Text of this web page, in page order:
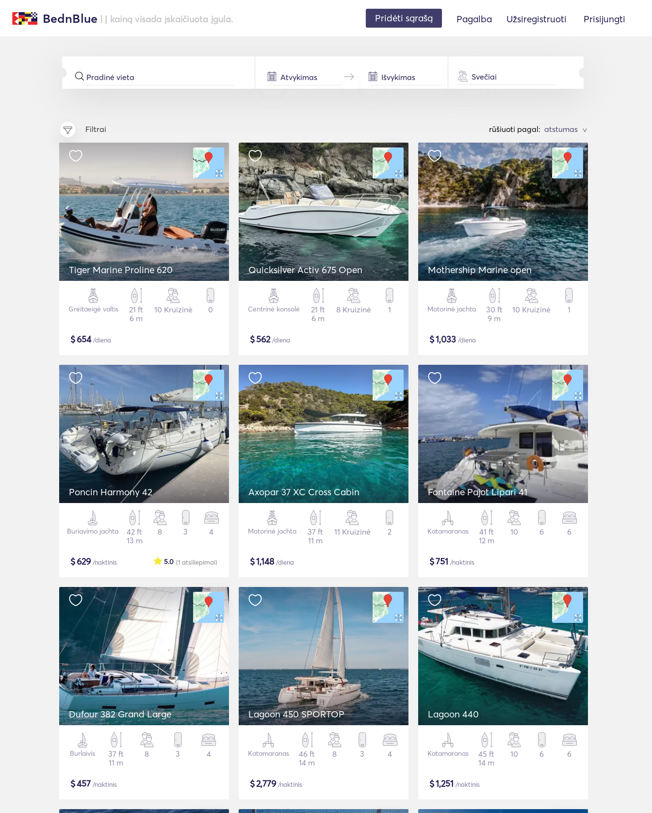
BednBlue | Į kainą visada įskaičiuota įgula. Pridėti sąrašą Pagalba Užsiregistruoti Prisijungti
Svečiai
Filtrai rūšiuoti pagal: >
Tiger Marine Proline 620
Greitaeigė valtis
21 ft
6 m
10 Kruizinė 0
$654/diena
Quicksilver Activ 675 Open
Centrinė konsolė
21 ft
6 m
8 Kruizinė 1
$562/diena
Mothership Marine open
Motorinė jachta
30 ft
9 m
10 Kruizinė 1
$1,033 /diena
Poncin Harmony 42
Buriavimo jachta
42 ft
13 m
8 3 4
$629/naktinis (1 atsiliepimai)
5.0
Axopar 37 XC Cross Cabin
Motorinė jachta
37 ft
11 m
11 Kruizinė 2
$1,148/diena
Fontaine Pajot Lipari 41
Katamaranas
41 ft
12 m
10 6 6
$751 /naktinis
Dufour 382 Grand Large
Burlaivis
37 ft
11 m
8 3 4
$457 /naktinis
Lagoon 450 SPORTOP
Katamaranas
46 ft
14 m
8 3 4
$2,779/naktinis
Lagoon 440
Katamaranas
45 ft
14 m
10 6 6
$1,251 /naktinis